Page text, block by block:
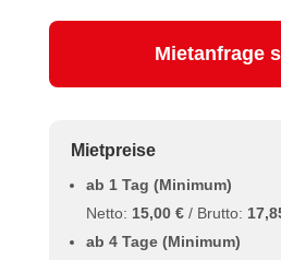
Mietanfrage
Mietpreise
ab 1 Tag (Minimum)
Netto: 15,00 €/ Brutto:
ab 4 Tage (Minimum)